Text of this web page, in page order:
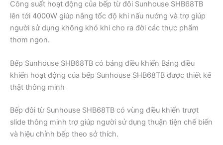
Công suất hoạt động của bếp từ đôi Sunhouse SHB68TB
lên tới 4000W giúp nâng tốc độ khi nấu nướng và trợ giúp
người sử dụng không khó khi cho ra đời các thực phẩm
thơm ngon.
Bếp Sunhouse SHB68TB có bảng điều khiển Bảng điều
khiển hoạt động của bếp Sunhouse SHB68TB được thiết kế
thật thông minh
Bếp đôi từ Sunhouse SHB68TB có vùng điều khiển trượt
slide thông minh trợ giúp người sử dụng thuận tiện chế biến
và hiệu chỉnh bếp theo sở thích.